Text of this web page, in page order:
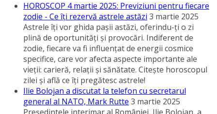
HOROSCOP 4 martie 2025: Previziuni pentru fiecare
zodie - Ce îţi rezervă astrele astăzi 3 martie 2025
Astrele îţi vor ghida paşii astăzi, oferindu-ţi o zi
plină de oportunităţi şi provocări. Indiferent de
zodie, fiecare va fi influenţat de energii cosmice
specifice, care vor afecta aspecte importante ale
vieţii: carieră, relaţii şi sănătate. Citeşte horoscopul
zilei şi află ce îţi pregătesc astrele!
Ilie Bolojan a discutat la telefon cu secretarul
general al NATO, Mark Rutte 3 martie 2025